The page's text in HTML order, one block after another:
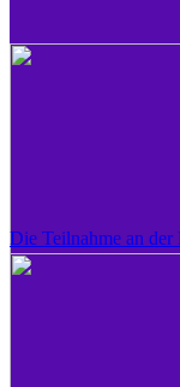
Die Teilnahme an